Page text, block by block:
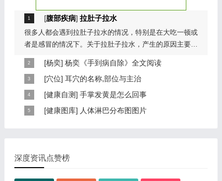
[腹部疾病] 拉肚子拉水
很多人都会遇到拉肚子拉水的情况，特别是在大吃一顿或
者是感冒的情况下。关于拉肚子拉水，产生的原因主要是
因为饮食问题，或者是因为肠胃问题。本页包...
[杨奕] 杨奕《手到病自除》全文阅读
本页提供杨奕手到病自除全文阅读。包括完整目录、共计
6大章，66个小节的详细内容。涉及到全身的各个反射
区，以及自然疗法、反射区疗法、食疗等。另外...
[穴位] 耳穴的名称,部位与主治
耳穴在耳郭的分布有一定规律，耳穴在耳郭的分布犹如一
个倒置在子宫内的胎儿，头部朝下，臀部朝上。其分布的
规律是，与面颊相应的穴位在耳垂；与上肢相...
[健康自测] 手掌发黄是怎么回事
手掌发黄，一般是血管内血液不充盈或是皮肤营养不良的
[健康图库] 人体淋巴分布图图片
深度资讯点赞榜